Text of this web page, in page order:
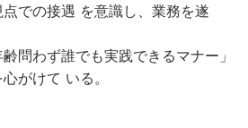
での接遇 を意識し、業務を遂
問わず誰でも実践できるマナー」
がけて いる。